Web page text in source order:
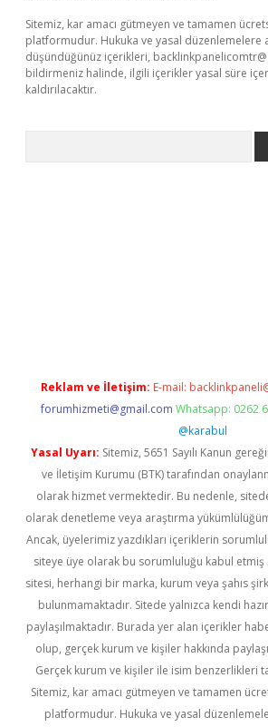
Sitemiz, kar amacı gütmeyen ve tamamen
platformudur. Hukuka ve yasal düzenlemelere
düşündüğünüz içerikleri,
bildirmeniz halinde, ilgili içerikler yasal süre
kaldırılacaktır.
Reklam ve İletişim: E-mail:
forumhizmeti@gmail.com Whatsapp: 0262
@karabul
Yasal Uyarı: Sitemiz, 5651 Sayılı Kanun
ve İletişim Kurumu (BTK) tarafından
olarak hizmet vermektedir. Bu nedenle,
olarak denetleme veya araştırma
Ancak, üyelerimiz yazdıkları içeriklerin
siteye üye olarak bu sorumluluğu kabul etmiş
sitesi, herhangi bir marka, kurum veya şahıs
bulunmamaktadır. Sitede yalnızca kendi
paylaşılmaktadır. Burada yer alan içerikler
olup, gerçek kurum ve kişiler hakkında
Gerçek kurum ve kişiler ile isim benzerlikleri
Sitemiz, kar amacı gütmeyen ve tamamen
platformudur. Hukuka ve yasal